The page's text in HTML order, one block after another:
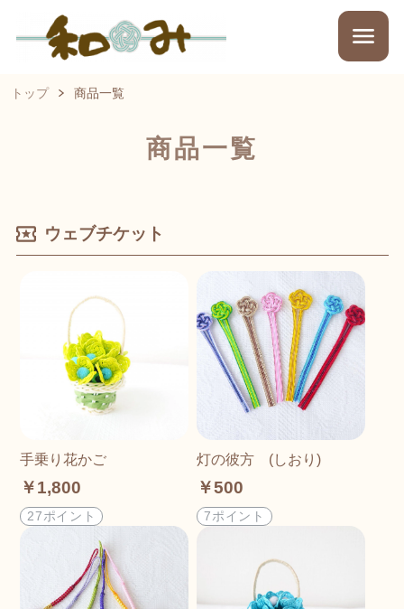
トップ 商品一覧
商品一覧
ウェブチケット
手乗り花かご
￥1,800
27ポイント
灯の彼方 (しおり)
￥500
7ポイント